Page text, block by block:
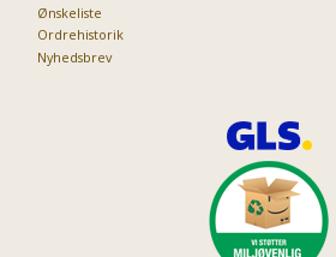
Ønskeliste
Ordrehistorik
Nyhedsbrev